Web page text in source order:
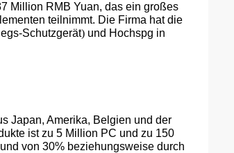
Million RMB Yuan, das ein großes
teilnimmt. Die Firma hat die
Schutzgerät) und Hochspg in
Japan, Amerika, Belgien und der
ist zu 5 Million PC und zu 150
von 30% beziehungsweise durch